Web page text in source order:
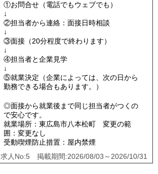
①お問合せ（電話でもウェブでも）
↓
②担当者から連絡：面接日時相談
↓
③面接（20分程度で終わります）
↓
④担当者と企業見学
↓
⑤就業決定（企業によっては、次の日から
勤務できる場合もあります。）
◎面接から就業後まで同じ担当者がつくの
で安心です。
就業場所：東広島市八本松町 変更の範
囲：変更なし
受動喫煙防止措置：屋内禁煙
求人No:5 掲載期間:2026/08/03～2026/10/31